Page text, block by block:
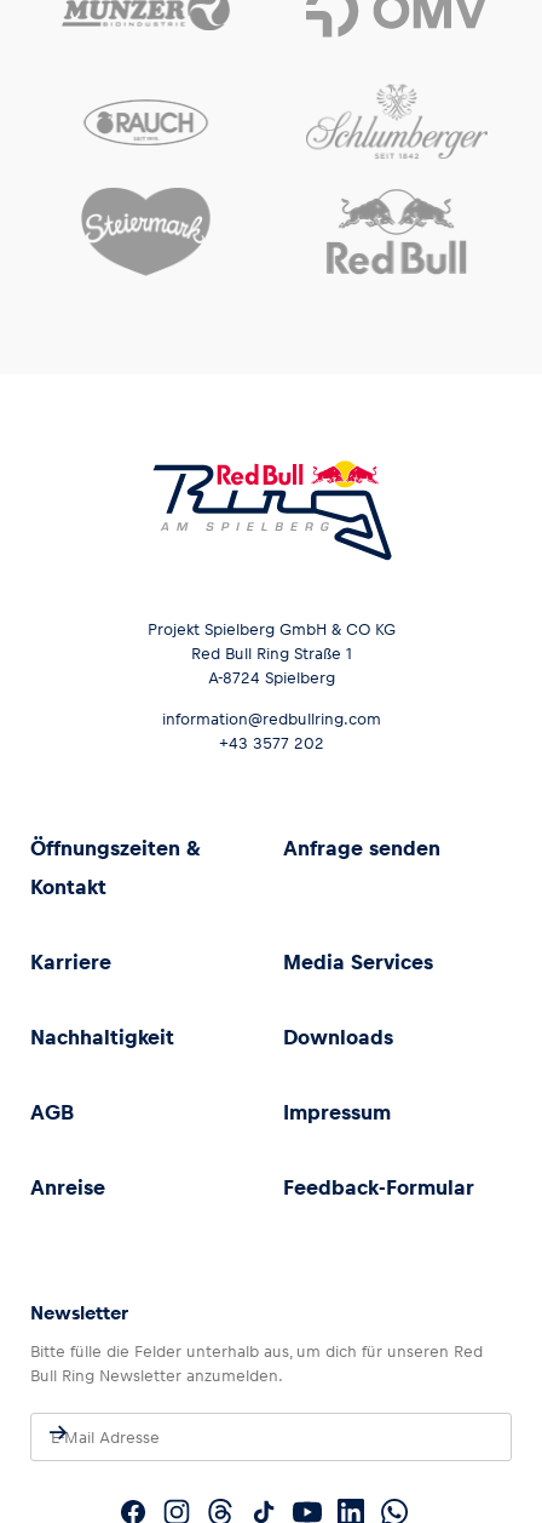
Projekt Spielberg GmbH & CO KG
Red Bull Ring Straße 1
A-8724 Spielberg
information@redbullring.com
+43 3577 202
Öffnungszeiten &
Kontakt
Anfrage senden
Karriere Media Services
Nachhaltigkeit Downloads
AGB Impressum
Anreise Feedback-Formular
Newsletter
Bitte fülle die Felder unterhalb aus, um dich für unseren Red
Bull Ring Newsletter anzumelden.